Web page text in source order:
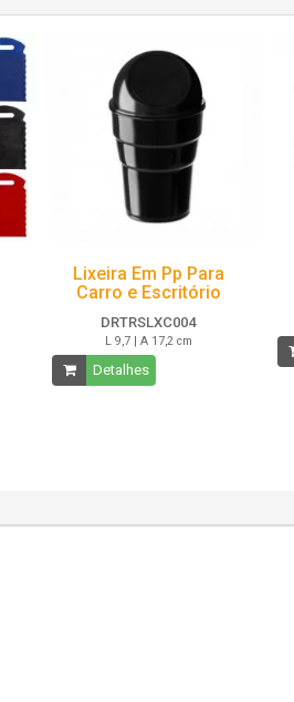
Lixeira Em Pp Para
Carro e Escritório
DRTRSLXC004
L 9,7 | A 17,2 cm
Detalhes